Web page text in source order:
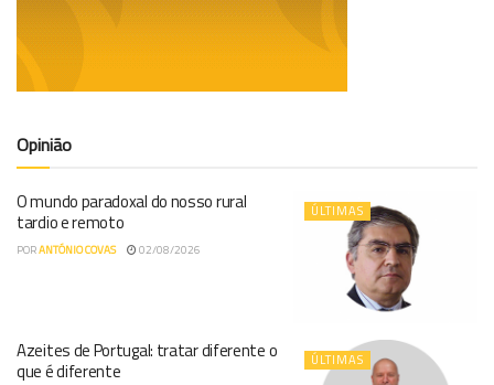
Opinião
ÚLTIMAS
O mundo paradoxal do nosso rural
tardio e remoto
PORANTÓNIO COVAS 02/08/2026
ÚLTIMAS
Azeites de Portugal: tratar diferente o
que é diferente